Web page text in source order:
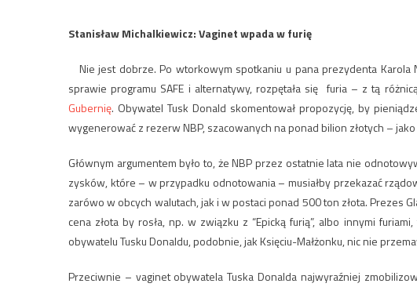
Stanisław Michalkiewicz: Vaginet wpada w furię
Nie jest dobrze. Po wtorkowym spotkaniu u pana prezydenta Karola
sprawie programu SAFE i alternatywy, rozpętała się furia – z tą
Gubernię. Obywatel Tusk Donald skomentował propozycję, by
wygenerować z rezerw NBP, szacowanych na ponad bilion złotych – jako
Głównym argumentem było to, że NBP przez ostatnie lata nie
zysków, które – w przypadku odnotowania – musiałby przekazać
zarówo w obcych walutach, jak i w postaci ponad 500 ton złota. Prezes
cena złota by rosła, np. w związku z “Epicką furią”, albo innymi
obywatelu Tusku Donaldu, podobnie, jak Księciu-Małżonku, nic nie
Przeciwnie – vaginet obywatela Tuska Donalda najwyraźniej